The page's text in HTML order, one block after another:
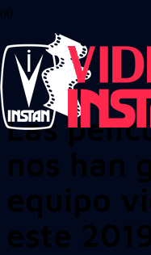
Las
nos han
equipo
este